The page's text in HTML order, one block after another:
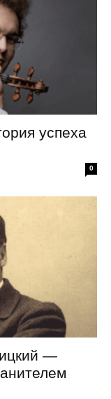
успеха
0
—